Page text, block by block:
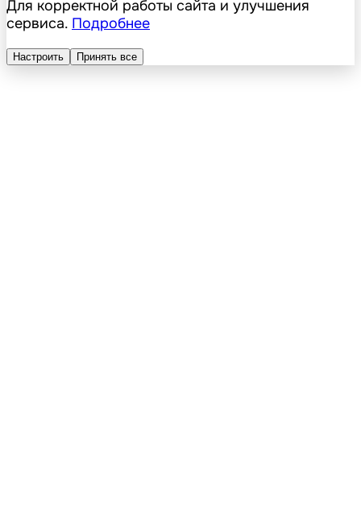
Для корректной работы сайта и улучшения
сервиса. Подробнее
Настроить Принять все